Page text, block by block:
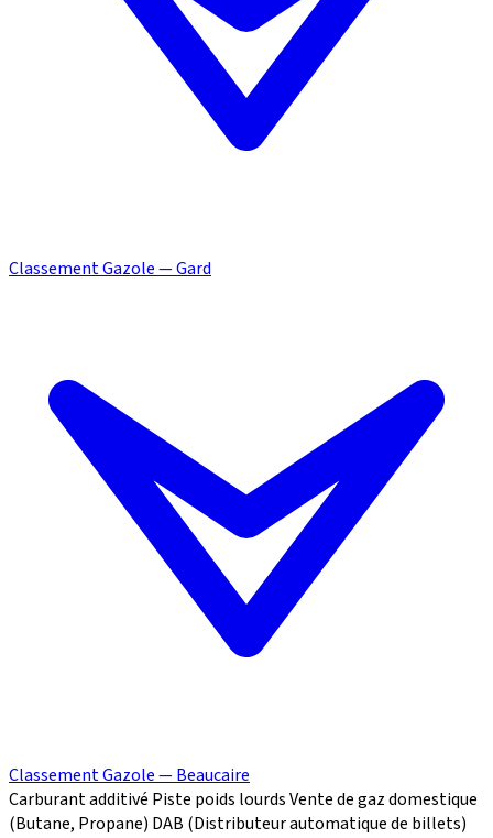
Classement Gazole — Gard
Classement Gazole — Beaucaire
Carburant additivé Piste poids lourdsVente de gaz domestique
(Butane, Propane) DAB (Distributeur automatique de billets)